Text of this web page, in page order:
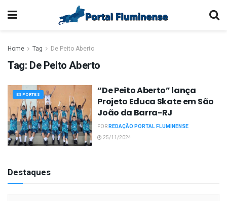
Home Tag De Peito Aberto
Tag: De Peito Aberto
ESPORTES
“De Peito Aberto” lança
Projeto Educa Skate em São
João da Barra-RJ
PORREDAÇÃO PORTAL FLUMINENSE
25/11/2024
Destaques